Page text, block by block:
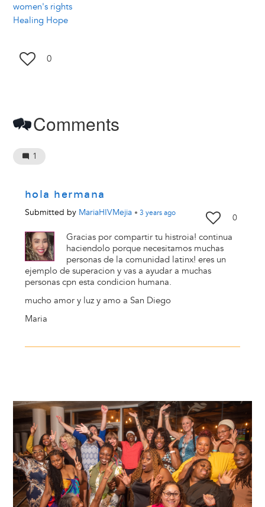
women's rights
Healing Hope
0
Comments
1
hola hermana
Submitted by MariaHIVMejia • 3 yearsago 0
Gracias por compartir tu histroia! continua
haciendolo porque necesitamos muchas
personas de la comunidad latinx! eres un
ejemplo de superacion y vas a ayudar a muchas
personas cpn esta condicion humana.
mucho amor y luz y amo a San Diego
Maria
Image